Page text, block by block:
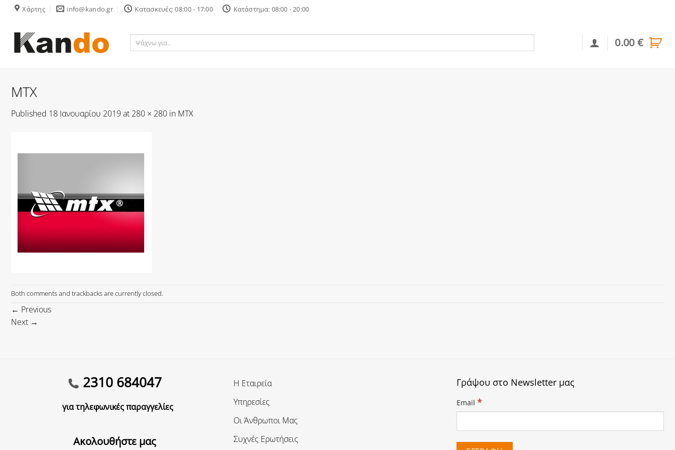
Skip
content
Χάρτης info@kando.gr Κατασκευές: 08:00 - 17:00 Κατάστημα: 08:00 - 20:00
Ψάχνω
0.00€
MTX
Published 18 Ιανουαρίου 2019 at 280 × 280 in MTX
Both comments and trackbacks are currently closed.
← Previous
Next →
2310 684047
για τηλεφωνικές παραγγελίες
Ακολουθήστε μας
Η Εταιρεία
Υπηρεσίες
Οι Άνθρωποι Μας
Συχνές Ερωτήσεις
Γράψου στο Newsletter μας
Email *